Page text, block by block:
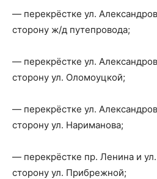
— перекрёстке ул.
сторону ж/д путепровода;
— перекрёстке ул.
сторону ул. Оломоуцкой;
— перекрёстке ул.
сторону ул. Нариманова;
— перекрёстке пр. Ленина и
сторону ул. Прибрежной;